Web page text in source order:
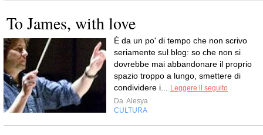
To James, with love
È da un po' di tempo che non scrivo
seriamente sul blog: so che non si
dovrebbe mai abbandonare il proprio
spazio troppo a lungo, smettere di
condividere i...
Leggere il seguito
Da Alesya
CULTURA